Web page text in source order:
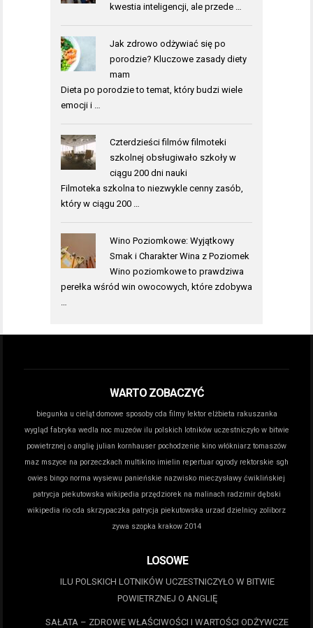
kwestia inteligencji, ale przede …
Jak zdrowo odżywiać się po
porodzie? Kluczowe zasady diety
mam
Dieta po porodzie to temat, który budzi wiele
emocji i …
Czterdzieści filmów filmoteki
szkolnej obsługiwało szkoły w
ciągu 200 dni nauki
Filmoteka szkolna to niezwykle cenny zasób,
który w ciągu 200 …
Wino Poziomkowe: Wyjątkowy
Smak i Charakter Wina z Poziomek
Wino poziomkowe to prawdziwa
perełka wśród win owocowych, które zdobywa
WARTO ZOBACZYĆ
biegunka u cieląt domowe sposoby cda filmy lektor elżbieta rakuszanka
wygląd fabryka wedla noc muzeów ilu polskich lotników uczestniczyło w bitwie
powietrznej o anglię julian kornhauser pochodzenie kino włókniarz tomaszów
maz mszyce na porzeczkach multikino imielin repertuar ogrody rektorskie sgh
owies bingo norma wysiewu panieńskie nazwisko mieczysławy ćwiklińskiej
patrycja piekutowska wikipedia przędziorek na malinach radzimir dębski
wikipedia rio cda skrzypaczka patrycja piekutowska urzad dzielnicy zoliborz
zywa szopka krakow 2014
LOSOWE
ILU POLSKICH LOTNIKÓW UCZESTNICZYŁO W BITWIE
POWIETRZNEJ O ANGLIĘ
SAŁATA – ZDROWE WŁAŚCIWOŚCI I WARTOŚCI ODŻYWCZE